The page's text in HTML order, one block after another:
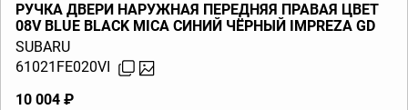
РУЧКА ДВЕРИ НАРУЖНАЯ ПЕРЕДНЯЯ ПРАВАЯ ЦВЕТ
08V BLUE BLACK MICA СИНИЙ ЧЁРНЫЙ IMPREZA GD
GG (G11) 2000-2002
SUBARU
61021FE020VI
10 004 ₽